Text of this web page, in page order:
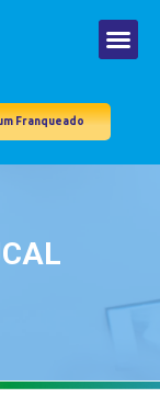
Franqueado